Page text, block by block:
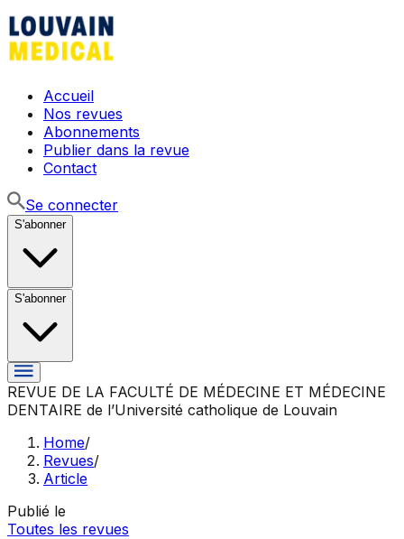
Accueil
Nos revues
Abonnements
Publier dans la revue
Contact
Se connecter
S'abonner
S'abonner
REVUE DE LA FACULTÉ DE MÉDECINE ET MÉDECINE
DENTAIRE de l’Université catholique de Louvain
Home/
Revues/
Article
Publié le
Toutes les revues